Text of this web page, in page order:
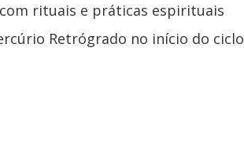
rituais e práticas espirituais
Retrógrado no início do ciclo